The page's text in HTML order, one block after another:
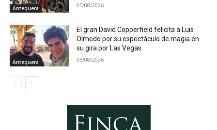
Antequera 05/08/2026
Antequera
El gran David Copperfield felicita a Luis
Olmedo por su espectáculo de magia en
su gira por Las Vegas
05/08/2026